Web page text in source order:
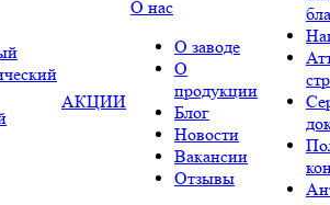
АКЦИИ
О нас
О заводе
О
продукции
Блог
Новости
Вакансии
Отзывы